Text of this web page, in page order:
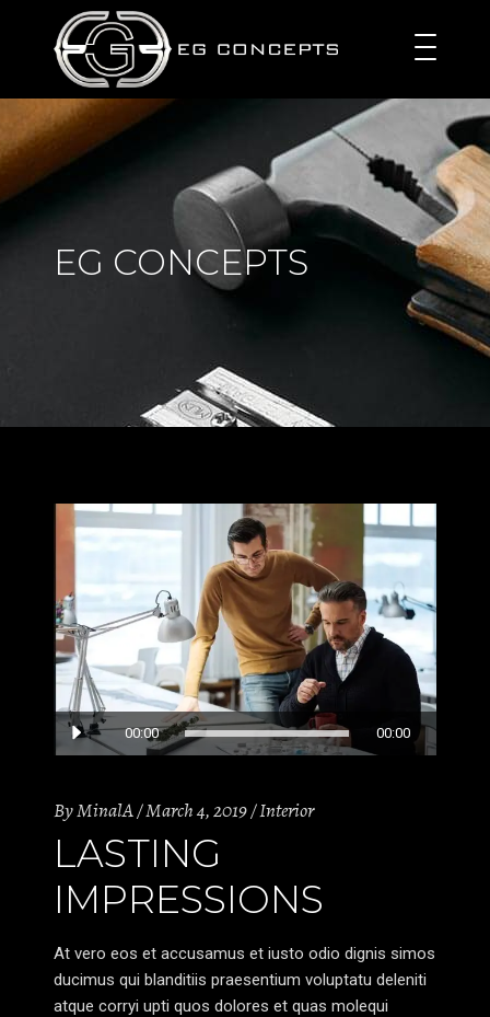
EG CONCEPTS
Audio
Player
00:00 00:00
ByMinalA March 4, 2019 Interior
LASTING
IMPRESSIONS
At vero eos et accusamus et iusto odio dignis simos
ducimus qui blanditiis praesentium voluptatu deleniti
atque corryi upti quos dolores et quas molequi